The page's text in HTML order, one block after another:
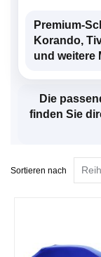
Premium-
Korando,
und weitere
Die
finden Sie
Sortieren nach